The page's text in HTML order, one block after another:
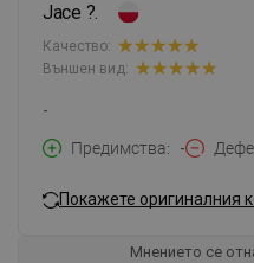
Jace ?.
Качество:
Външен вид:
-
Предимства
-
Покажете оригиналния
Мнението се